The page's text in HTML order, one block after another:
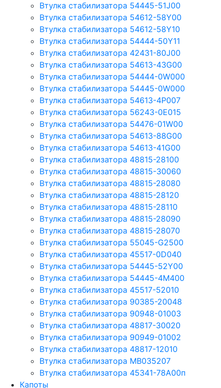
Втулка стабилизатора 54445-51J00
Втулка стабилизатора 54612-58Y00
Втулка стабилизатора 54612-58Y10
Втулка стабилизатора 54444-50Y11
Втулка стабилизатора 42431-80J00
Втулка стабилизатора 54613-43G00
Втулка стабилизатора 54444-0W000
Втулка стабилизатора 54445-0W000
Втулка стабилизатора 54613-4P007
Втулка стабилизатора 56243-0E015
Втулка стабилизатора 54476-01W00
Втулка стабилизатора 54613-88G00
Втулка стабилизатора 54613-41G00
Втулка стабилизатора 48815-28100
Втулка стабилизатора 48815-30060
Втулка стабилизатора 48815-28080
Втулка стабилизатора 48815-28120
Втулка стабилизатора 48815-28110
Втулка стабилизатора 48815-28090
Втулка стабилизатора 48815-28070
Втулка стабилизатора 55045-G2500
Втулка стабилизатора 45517-0D040
Втулка стабилизатора 54445-52Y00
Втулка стабилизатора 54445-4M400
Втулка стабилизатора 45517-52010
Втулка стабилизатора 90385-20048
Втулка стабилизатора 90948-01003
Втулка стабилизатора 48817-30020
Втулка стабилизатора 90949-01002
Втулка стабилизатора 48817-12010
Втулка стабилизатора MB035207
Втулка стабилизатора 45341-78A00п
Капоты